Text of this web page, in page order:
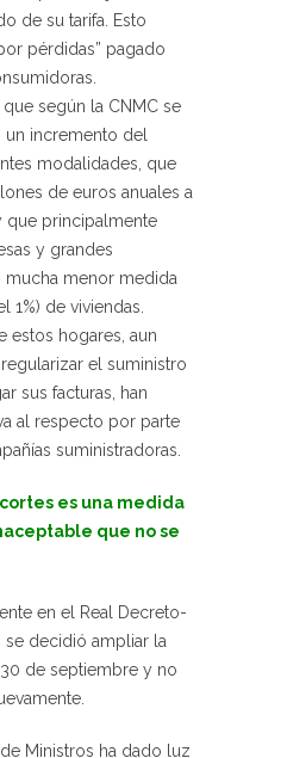
de su tarifa. Esto
pérdidas” pagado
según la CNMC se
incremento del
modalidades, que
de euros anuales a
que principalmente
y grandes
menor medida
1%) de viviendas.
estos hogares, aun
el suministro
sus facturas, han
al respecto por parte
suministradoras.
es una medida
que no se
en el Real Decreto-
decidió ampliar la
de septiembre y no
Ministros ha dado luz